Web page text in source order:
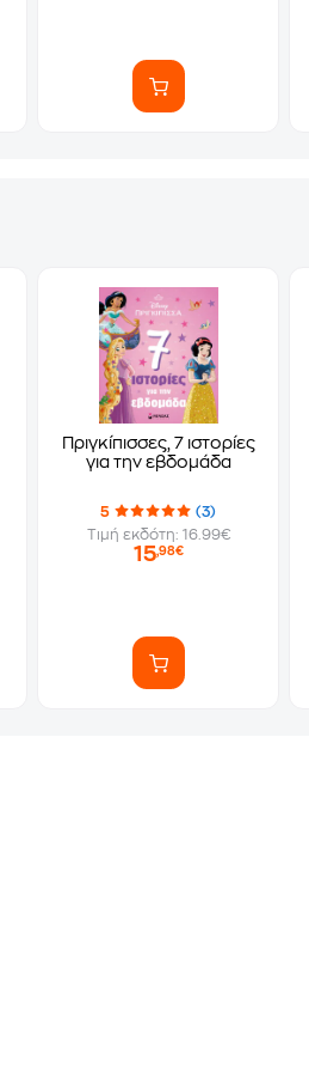
Πριγκίπισσες, 7 ιστορίες
για την εβδομάδα
5
(3)
Τιμή εκδότη: 16.99€
15,98€